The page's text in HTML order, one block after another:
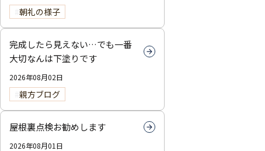
朝礼の様子
完成したら見えない…でも一番
大切なんは下塗りです
2026年08月02日
親方ブログ
屋根裏点検お勧めします
2026年08月01日